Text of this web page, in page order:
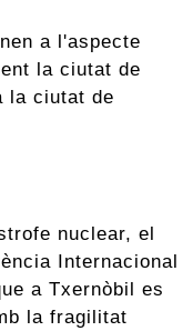
a l'aspecte
la ciutat de
la ciutat de
nuclear, el
Internacional
a Txernòbil es
la fragilitat